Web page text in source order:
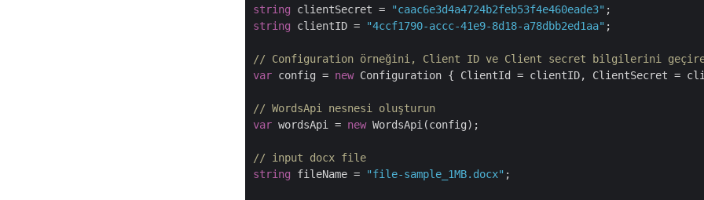
string clientSecret = "caac6e3d4a4724b2feb53f4e460eade3"
string clientID = "4ccf1790-accc-41e9-8d18-a78dbb2ed1aa" ;
// Configuration örneğini, Client ID ve Client secret bilgilerini
var config = new Configuration { ClientId = clientID, ClientSecret =
// WordsApi nesnesi oluşturun
var wordsApi = new WordsApi(config);
// input docx file
string fileName = "file-sample_1MB.docx" ;